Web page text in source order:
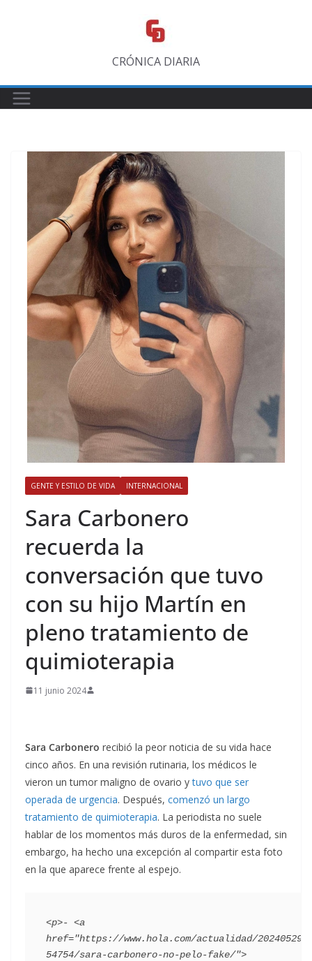
CRÓNICA DIARIA
GENTE Y ESTILO DE VIDA INTERNACIONAL
​Sara Carbonero
recuerda la
conversación que tuvo
con su hijo Martín en
pleno tratamiento de
quimioterapia
11 junio 2024
Sara Carbonero recibió la peor noticia de su vida hace
cinco años. En una revisión rutinaria, los médicos le
vieron un tumor maligno de ovario ytuvo que ser
operada de urgencia. Después, comenzó un largo
tratamiento de quimioterapia. La periodista no suele
hablar de los momentos más duros de la enfermedad, sin
embargo, ha hecho una excepción al compartir esta foto
en la que aparece frente al espejo.
<p>- <a
href="https://www.hola.com/actualidad/202405292
54754/sara-carbonero-no-pelo-fake/">